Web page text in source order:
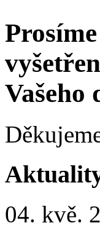
Vašeho
04. kvě.